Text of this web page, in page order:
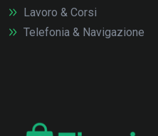
Lavoro & Corsi
Telefonia & Navigazione